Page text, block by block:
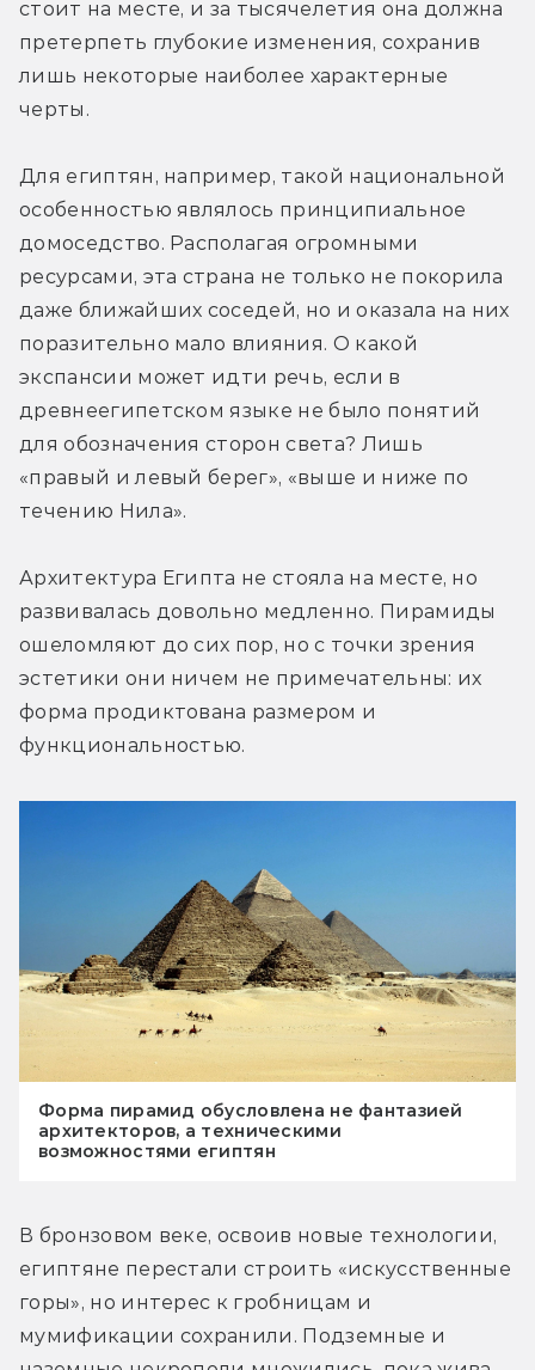
стоит на месте, и за тысячелетия она должна
претерпеть глубокие изменения, сохранив
лишь некоторые наиболее характерные
черты.
Для египтян, например, такой национальной
особенностью являлось принципиальное
домоседство. Располагая огромными
ресурсами, эта страна не только не покорила
даже ближайших соседей, но и оказала на них
поразительно мало влияния. О какой
экспансии может идти речь, если в
древнеегипетском языке не было понятий
для обозначения сторон света? Лишь
«правый и левый берег», «выше и ниже по
течению Нила».
Архитектура Египта не стояла на месте, но
развивалась довольно медленно. Пирамиды
ошеломляют до сих пор, но с точки зрения
эстетики они ничем не примечательны: их
форма продиктована размером и
функциональностью.
Форма пирамид обусловлена не фантазией
архитекторов, а техническими
возможностями египтян
В бронзовом веке, освоив новые технологии,
египтяне перестали строить «искусственные
горы», но интерес к гробницам и
мумификации сохранили. Подземные и